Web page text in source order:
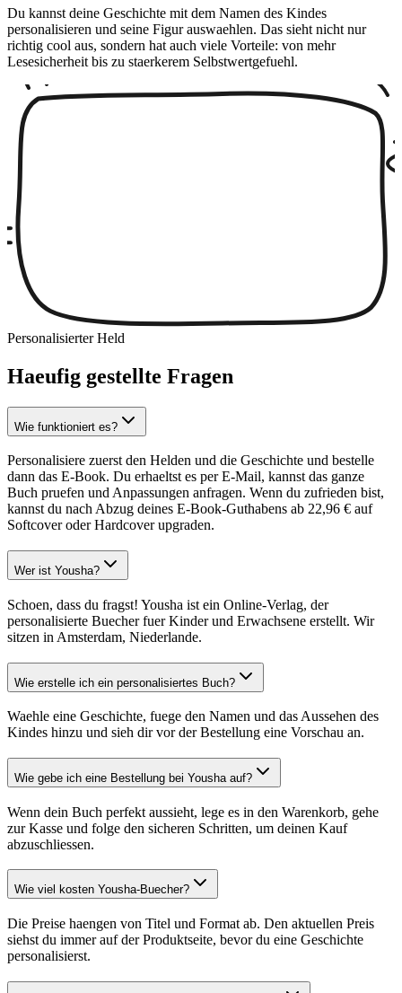
Du kannst deine Geschichte mit dem Namen des Kindes
personalisieren und seine Figur auswaehlen. Das sieht nicht nur
richtig cool aus, sondern hat auch viele Vorteile: von mehr
Lesesicherheit bis zu staerkerem Selbstwertgefuehl.
Personalisierter Held
Haeufig gestellte Fragen
Wie funktioniert es?
Personalisiere zuerst den Helden und die Geschichte und bestelle
dann das E-Book. Du erhaeltst es per E-Mail, kannst das ganze
Buch pruefen und Anpassungen anfragen. Wenn du zufrieden bist,
kannst du nach Abzug deines E-Book-Guthabens ab 22,96 € auf
Softcover oder Hardcover upgraden.
Wer ist Yousha?
Schoen, dass du fragst! Yousha ist ein Online-Verlag, der
personalisierte Buecher fuer Kinder und Erwachsene erstellt. Wir
sitzen in Amsterdam, Niederlande.
Wie erstelle ich ein personalisiertes Buch?
Waehle eine Geschichte, fuege den Namen und das Aussehen des
Kindes hinzu und sieh dir vor der Bestellung eine Vorschau an.
Wie gebe ich eine Bestellung bei Yousha auf?
Wenn dein Buch perfekt aussieht, lege es in den Warenkorb, gehe
zur Kasse und folge den sicheren Schritten, um deinen Kauf
abzuschliessen.
Wie viel kosten Yousha-Buecher?
Die Preise haengen von Titel und Format ab. Den aktuellen Preis
siehst du immer auf der Produktseite, bevor du eine Geschichte
personalisierst.